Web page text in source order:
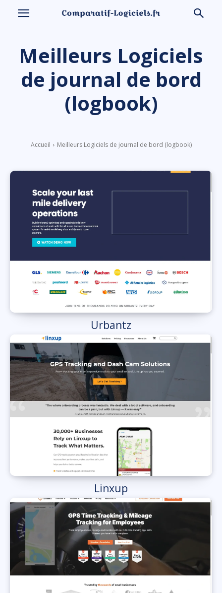
Meilleurs Logiciels
de journal de bord
(logbook)
Accueil Meilleurs Logiciels de journal de bord (logbook)
Urbantz
Linxup